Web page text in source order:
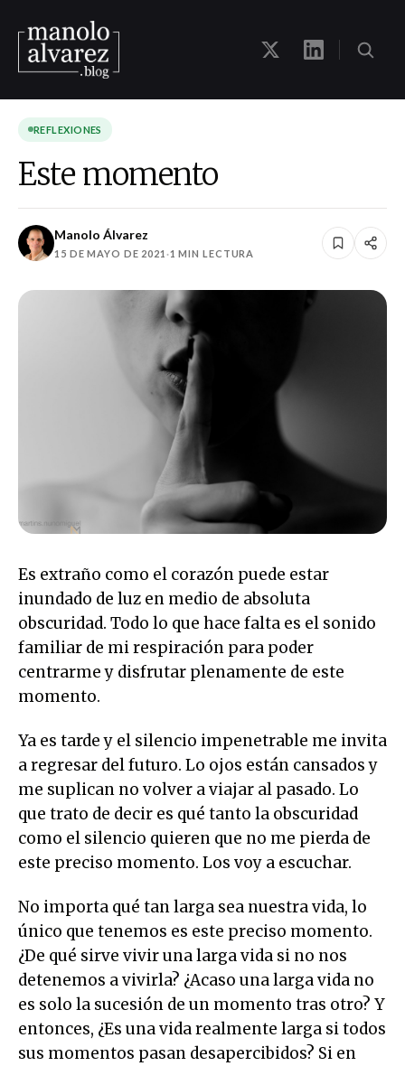
REFLEXIONES
Este momento
Manolo Álvarez
15 DE MAYO DE 2021 ·1 MIN LECTURA
Es extraño como el corazón puede estar
inundado de luz en medio de absoluta
obscuridad. Todo lo que hace falta es el sonido
familiar de mi respiración para poder
centrarme y disfrutar plenamente de este
momento.
Ya es tarde y el silencio impenetrable me invita
a regresar del futuro. Lo ojos están cansados y
me suplican no volver a viajar al pasado. Lo
que trato de decir es qué tanto la obscuridad
como el silencio quieren que no me pierda de
este preciso momento. Los voy a escuchar.
No importa qué tan larga sea nuestra vida, lo
único que tenemos es este preciso momento.
¿De qué sirve vivir una larga vida si no nos
detenemos a vivirla? ¿Acaso una larga vida no
es solo la sucesión de un momento tras otro? Y
entonces, ¿Es una vida realmente larga si todos
sus momentos pasan desapercibidos? Si en